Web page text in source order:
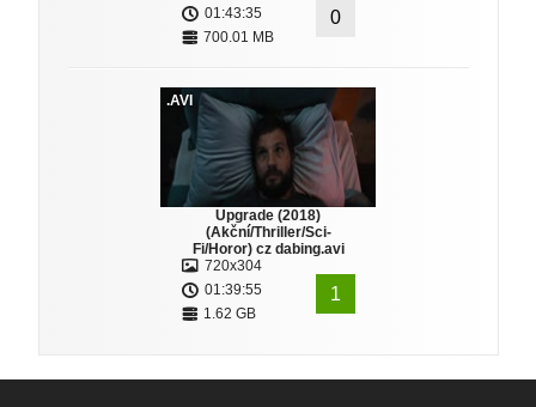
01:43:35
700.01 MB
0
.AVI
Upgrade (2018)
(Akční/Thriller/Sci-
Fi/Horor) cz dabing.avi
720x304
01:39:55
1.62 GB
1